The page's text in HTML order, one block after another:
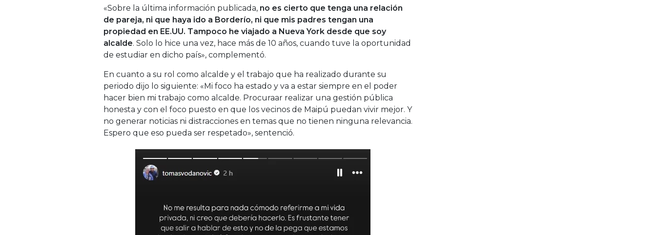
«Sobre la última información publicada, no es cierto que tenga una relación
de pareja, ni que haya ido a Borderío, ni que mis padres tengan una
propiedad en EE.UU. Tampoco he viajado a Nueva York desde que soy
alcalde. Solo lo hice una vez, hace más de 10 años, cuando tuve la oportunidad
de estudiar en dicho país», complementó.
En cuanto a su rol como alcalde y el trabajo que ha realizado durante su
periodo dijo lo siguiente: «Mi foco ha estado y va a estar siempre en el poder
hacer bien mi trabajo como alcalde. Procuraar realizar una gestión pública
honesta y con el foco puesto en que los vecinos de Maipú puedan vivir mejor. Y
no generar noticias ni distracciones en temas que no tienen ninguna relevancia.
Espero que eso pueda ser respetado», sentenció.